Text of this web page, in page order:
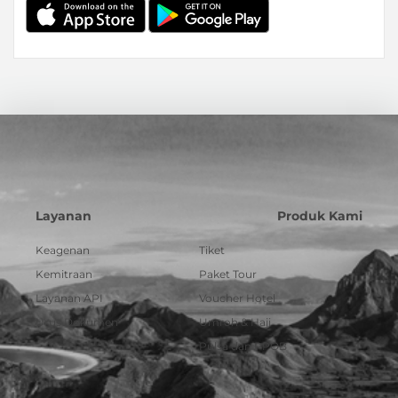
Layanan
Keagenan
Kemitraan
Layanan API
Urus Dokumen
Produk Kami
Tiket
Paket Tour
Voucher Hotel
Umroh & Haji
Pulsa dan PPOB